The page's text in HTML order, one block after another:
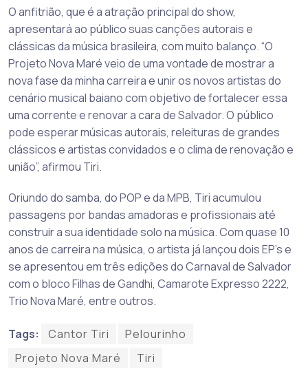
O anfitrião, que é a atração principal do show,
apresentará ao público suas canções autorais e
clássicas da música brasileira, com muito balanço. “O
Projeto Nova Maré veio de uma vontade de mostrar a
nova fase da minha carreira e unir os novos artistas do
cenário musical baiano com objetivo de fortalecer essa
uma corrente e renovar a cara de Salvador. O público
pode esperar músicas autorais, releituras de grandes
clássicos e artistas convidados e o clima de renovação e
união”, afirmou Tiri.
Oriundo do samba, do POP e da MPB, Tiri acumulou
passagens por bandas amadoras e profissionais até
construir a sua identidade solo na música. Com quase 10
anos de carreira na música, o artista já lançou dois EP’s e
se apresentou em três edições do Carnaval de Salvador
com o bloco Filhas de Gandhi, Camarote Expresso 2222,
Trio Nova Maré, entre outros.
Tags: Cantor Tiri
Pelourinho
Projeto Nova Maré
Tiri